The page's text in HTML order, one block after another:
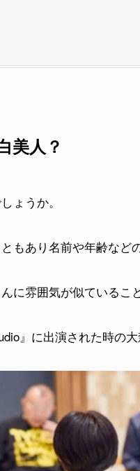
美人？
ょうか。
もあり名前や年齢など
に雰囲気が似ているこ
』に出演された時の